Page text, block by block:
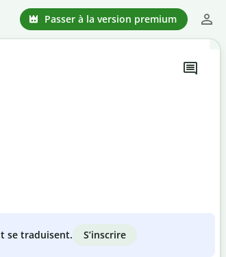
Passer à la version premium
se traduisent. S’inscrire